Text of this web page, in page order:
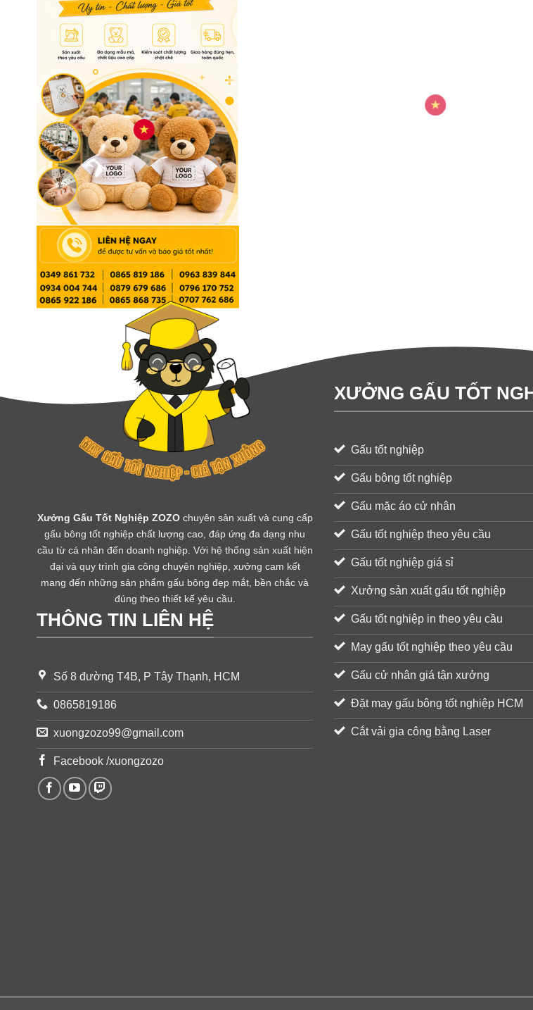
Xưởng Gấu Tốt Nghiệp ZOZOchuyên sản xuất và cung cấp
gấu bông tốt nghiệp chất lượng cao, đáp ứng đa dạng nhu
cầu từ cá nhân đến doanh nghiệp. Với hệ thống sản xuất hiện
đại và quy trình gia công chuyên nghiệp, xưởng cam kết
mang đến những sản phẩm gấu bông đẹp mắt, bền chắc và
đúng theo thiết kế yêu cầu.
THÔNG TIN LIÊN HỆ
Số 8 đường T4B, P Tây Thạnh, HCM
0865819186
xuongzozo99@gmail.com
Facebook /xuongzozo
XƯỞNG GẤU TỐT
Gấu tốt nghiệp
Gấu bông tốt nghiệp
Gấu mặc áo cử nhân
Gấu tốt nghiệp theo yêu cầu
Gấu tốt nghiệp giá sỉ
Xưởng sản xuất gấu tốt nghiệp
Gấu tốt nghiệp in theo yêu cầu
May gấu tốt nghiệp theo yêu cầu
Gấu cử nhân giá tận xưởng
Đặt may gấu bông tốt nghiệp HCM
Cắt vải gia công bằng Laser